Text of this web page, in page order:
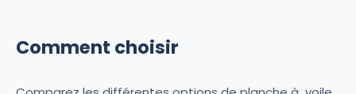
Comment choisir